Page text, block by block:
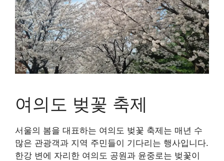
여의도 벚꽃 축제
서울의 봄을 대표하는 여의도 벚꽃 축제는 매년 수
많은 관광객과 지역 주민들이 기다리는 행사입니다.
한강 변에 자리한 여의도 공원과 윤중로는 벚꽃이